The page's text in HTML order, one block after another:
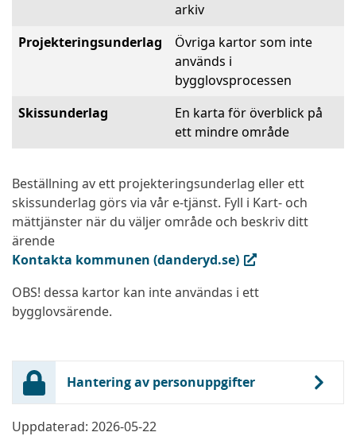
arkiv
Projekteringsunderlag
Övriga kartor som inte
används i
bygglovsprocessen
Skissunderlag
En karta för överblick på
ett mindre område
Beställning av ett projekteringsunderlag eller ett
skissunderlag görs via vår e-tjänst. Fyll i Kart- och
mättjänster när du väljer område och beskriv ditt
ärende
Kontakta kommunen (danderyd.se)
(extern länk, öppnas i ny flik)
OBS! dessa kartor kan inte användas i ett
bygglovsärende.
Hantering av personuppgifter
Uppdaterad: 2026-05-22